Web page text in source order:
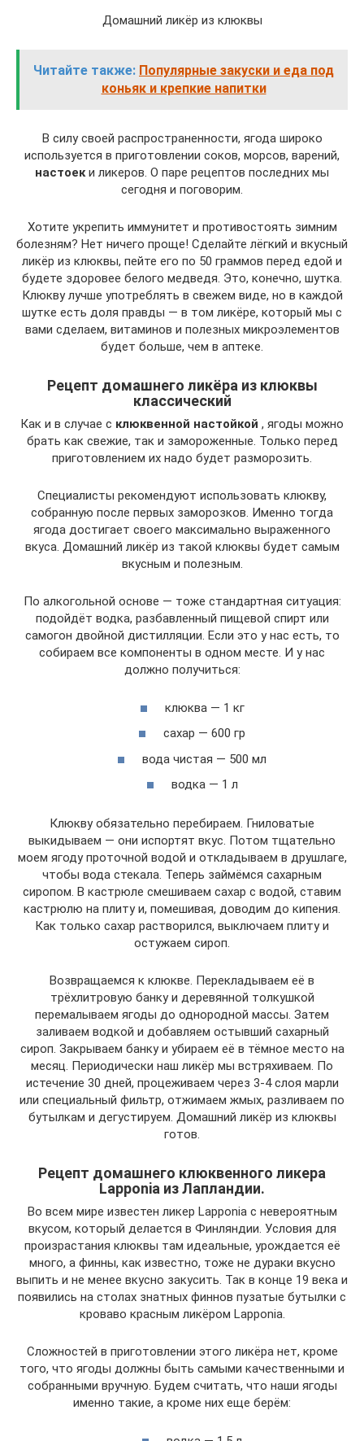
Домашний ликёр из клюквы
Читайте также: Популярные закуски и еда под
коньяк и крепкие напитки
В силу своей распространенности, ягода широко
используется в приготовлении соков, морсов, варений,
настоеки ликеров. О паре рецептов последних мы
сегодня и поговорим.
Хотите укрепить иммунитет и противостоять зимним
болезням? Нет ничего проще! Сделайте лёгкий и вкусный
ликёр из клюквы, пейте его по 50 граммов перед едой и
будете здоровее белого медведя. Это, конечно, шутка.
Клюкву лучше употреблять в свежем виде, но в каждой
шутке есть доля правды — в том ликёре, который мы с
вами сделаем, витаминов и полезных микроэлементов
будет больше, чем в аптеке.
Рецепт домашнего ликёра из клюквы
классический
Как и в случае с клюквенной настойкой , ягоды можно
брать как свежие, так и замороженные. Только перед
приготовлением их надо будет разморозить.
Специалисты рекомендуют использовать клюкву,
собранную после первых заморозков. Именно тогда
ягода достигает своего максимально выраженного
вкуса. Домашний ликёр из такой клюквы будет самым
вкусным и полезным.
По алкогольной основе — тоже стандартная ситуация:
подойдёт водка, разбавленный пищевой спирт или
самогон двойной дистилляции. Если это у нас есть, то
собираем все компоненты в одном месте. И у нас
должно получиться:
клюква — 1 кг
сахар — 600 гр
вода чистая — 500 мл
водка — 1 л
Клюкву обязательно перебираем. Гниловатые
выкидываем — они испортят вкус. Потом тщательно
моем ягоду проточной водой и откладываем в друшлаге,
чтобы вода стекала. Теперь займёмся сахарным
сиропом. В кастрюле смешиваем сахар с водой, ставим
кастрюлю на плиту и, помешивая, доводим до кипения.
Как только сахар растворился, выключаем плиту и
остужаем сироп.
Возвращаемся к клюкве. Перекладываем её в
трёхлитровую банку и деревянной толкушкой
перемалываем ягоды до однородной массы. Затем
заливаем водкой и добавляем остывший сахарный
сироп. Закрываем банку и убираем её в тёмное место на
месяц. Периодически наш ликёр мы встряхиваем. По
истечение 30 дней, процеживаем через 3-4 слоя марли
или специальный фильтр, отжимаем жмых, разливаем по
бутылкам и дегустируем. Домашний ликёр из клюквы
готов.
Рецепт домашнего клюквенного ликера
Lapponia из Лапландии.
Во всем мире известен ликер Lapponia с невероятным
вкусом, который делается в Финляндии. Условия для
произрастания клюквы там идеальные, урождается её
много, а финны, как известно, тоже не дураки вкусно
выпить и не менее вкусно закусить. Так в конце 19 века и
появились на столах знатных финнов пузатые бутылки с
кроваво красным ликёром Lapponia.
Сложностей в приготовлении этого ликёра нет, кроме
того, что ягоды должны быть самыми качественными и
собранными вручную. Будем считать, что наши ягоды
именно такие, а кроме них еще берём: